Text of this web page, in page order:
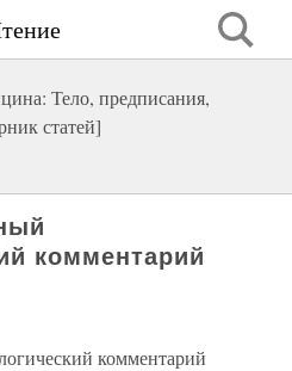
Тело, предписания,
статей]
комментарий
комментарий